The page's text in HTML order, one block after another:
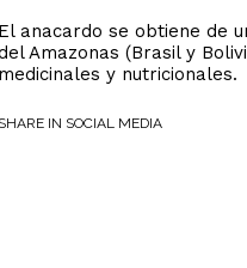
El anacardo se obtiene de
Amazonas (Brasil y
medicinales y nutricionales.
SHARE IN SOCIAL MEDIA